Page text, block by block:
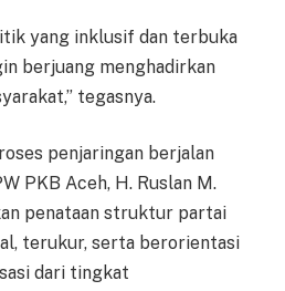
yang inklusif dan terbuka
berjuang menghadirkan
tegasnya.
penjaringan berjalan
PKB Aceh, H. Ruslan M.
penataan struktur partai
terukur, serta berorientasi
dari tingkat